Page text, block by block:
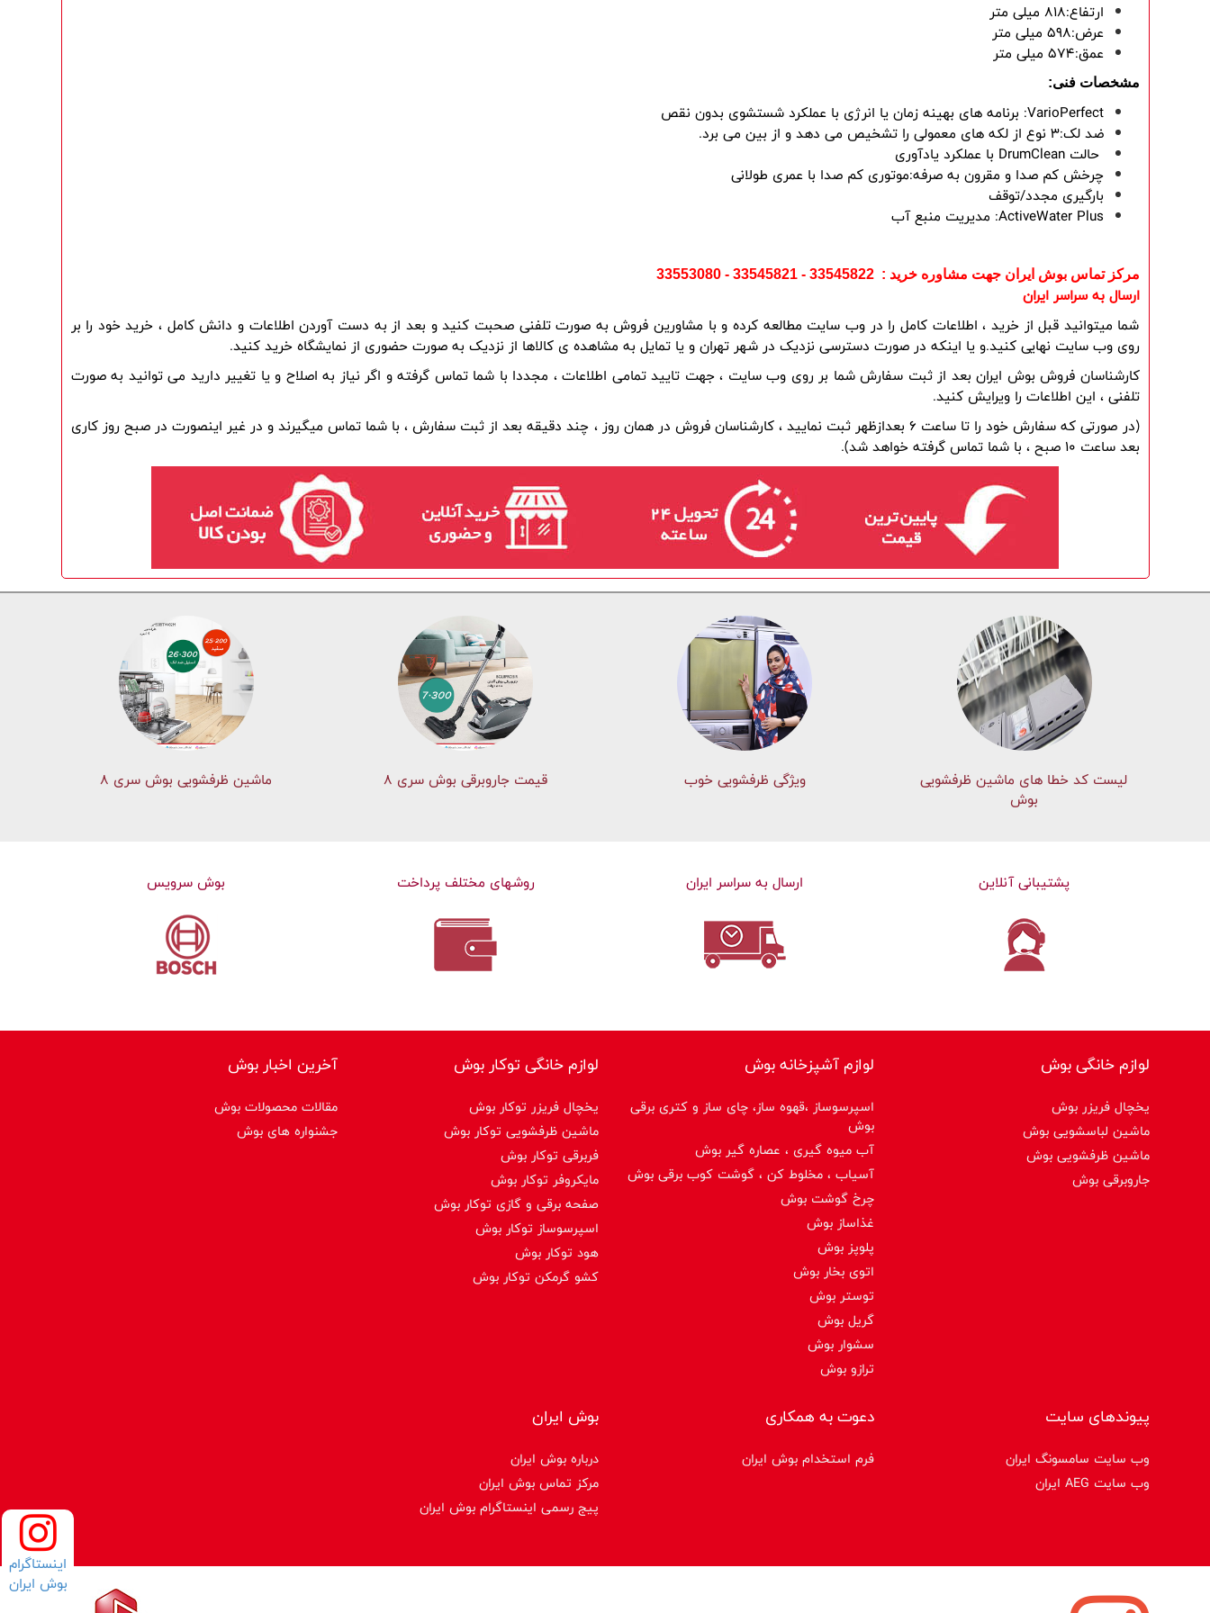
اینستاگرام
بوش ایران
ارتفاع:818 میلی متر
عرض:598 میلی متر
عمق:574 میلی متر
مشخصات فنی:
VarioPerfect: برنامه های بهینه زمان یا انرژی با عملکرد شستشوی بدون نقص
ضد لک:3 نوع از لکه های معمولی را تشخیص می دهد و از بین می برد.
DrumClean حالت
با عملکرد یادآوری
چرخش کم صدا و مقرون به صرفه:موتوری کم صدا با عمری طولانی
بارگیری مجدد/توقف
ActiveWater Plus: مدیریت منبع آب
مرکز تماس بوش ایران جهت مشاوره خرید : 33545822 - 33545821 - 33553080
ارسال به سراسر ایران
روی وب سایت نهایی کنید.و یا اینکه در صورت دسترسی نزدیک در شهر تهران و یا تمایل به مشاهده ی کالاها از نزدیک به صورت حضوری از نمایشگاه خرید کنید.
تلفنی ، این اطلاعات را ویرایش کنید.
بعد ساعت 10 صبح ، با شما تماس گرفته خواهد شد).
لیست کد خطا های ماشين ظرفشویی
بوش
ویژگی ظرفشویی خوب قیمت جاروبرقی بوش سری ۸ ماشین ظرفشویی بوش سری 8
پشتیبانی آنلاین ارسال به سراسر ایران روشهای مختلف پرداخت بوش سرویس
لوازم خانگی بوش
یخچال فریزر بوش
ماشین لباسشویی بوش
ماشین ظرفشویی بوش
جاروبرقی بوش
لوازم آشپزخانه بوش
اسپرسوساز ،قهوه ساز، چای ساز و کتری برقی
بوش
آب میوه گیری ، عصاره گیر بوش
آسیاب ، مخلوط کن ، گوشت کوب برقی بوش
چرخ گوشت بوش
غذاساز بوش
پلوپز بوش
اتوی بخار بوش
توستر بوش
گریل بوش
سشوار بوش
ترازو بوش
لوازم خانگی توکار بوش
یخچال فریزر توکار بوش
ماشین ظرفشویی توکار بوش
فربرقی توکار بوش
مایکروفر توکار بوش
صفحه برقی و گازی توکار بوش
اسپرسوساز توكار بوش
هود توکار بوش
کشو گرمکن توکار بوش
آخرین اخبار بوش
مقالات محصولات بوش
جشنواره های بوش
پیوندهای سایت
وب سایت سامسونگ ایران
وب سایت AEG ایران
دعوت به همکاری
فرم استخدام بوش ایران
بوش ایران
درباره بوش ایران
مرکز تماس بوش ایران
پیج رسمی اینستاگرام بوش ایران